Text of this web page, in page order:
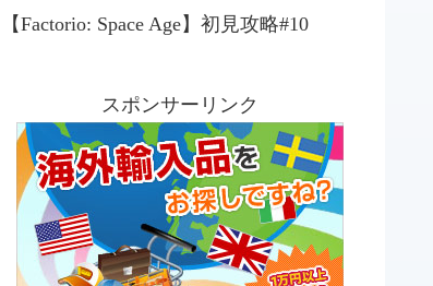
【Factorio: Space Age】初見攻略#10
スポンサーリンク